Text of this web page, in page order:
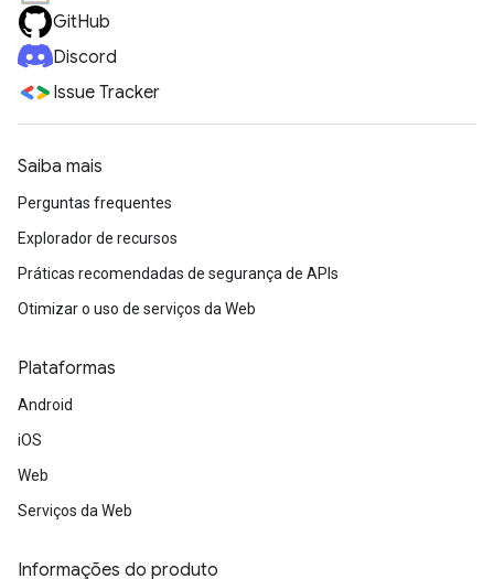
GitHub
Discord
Issue Tracker
Saiba mais
Perguntas frequentes
Explorador de recursos
Práticas recomendadas de segurança de APIs
Otimizar o uso de serviços da Web
Plataformas
Android
iOS
Web
Serviços da Web
Informações do produto